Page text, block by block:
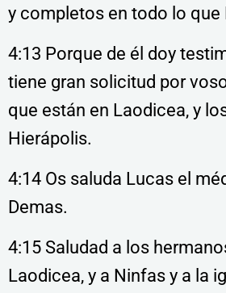
y completos en todo lo que
4:13 Porque de él doy
tiene gran solicitud por
que están en Laodicea, y
Hierápolis.
4:14 Os saluda Lucas el
Demas.
4:15 Saludad a los
Laodicea, y a Ninfas y a la